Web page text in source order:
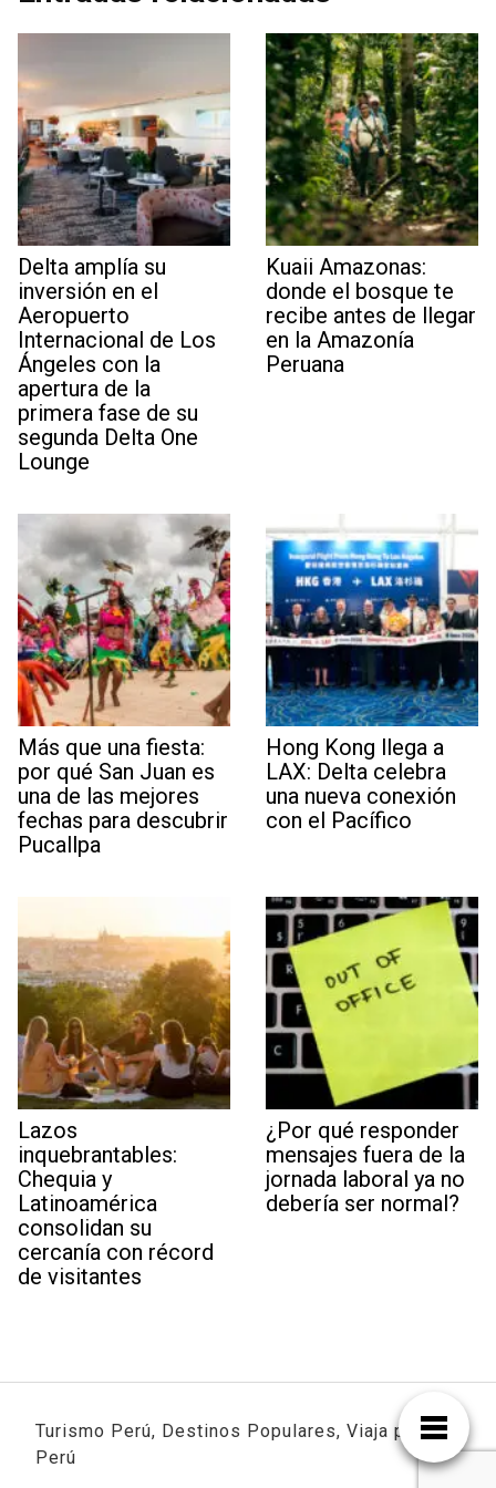
Delta amplía su
inversión en el
Aeropuerto
Internacional de Los
Ángeles con la
apertura de la
primera fase de su
segunda Delta One
Lounge
Kuaii Amazonas:
donde el bosque te
recibe antes de llegar
en la Amazonía
Peruana
Más que una fiesta:
por qué San Juan es
una de las mejores
fechas para descubrir
Pucallpa
Hong Kong llega a
LAX: Delta celebra
una nueva conexión
con el Pacífico
Lazos
inquebrantables:
Chequia y
Latinoamérica
consolidan su
cercanía con récord
de visitantes
¿Por qué responder
mensajes fuera de la
jornada laboral ya no
debería ser normal?
Turismo Perú, Destinos Populares, Viaja por
Perú